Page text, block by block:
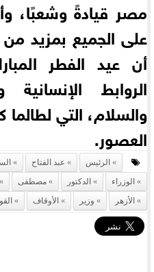
مصر قيادةً وشعبًا،
على الجميع بمزيد من
أن عيد الفطر
الروابط
والسلام، التي
العصور.
الرئيس عبد الفتاح
الوزراء
الدكتور مصطفى
الأزهر
وزير الأوقاف